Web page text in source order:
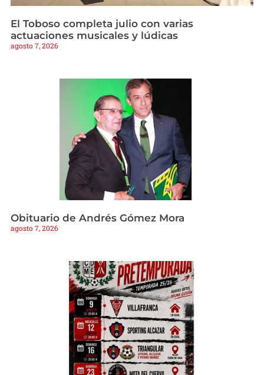
El Toboso completa julio con varias
actuaciones musicales y lúdicas
agosto 7, 2026
Obituario de Andrés Gómez Mora
agosto 7, 2026